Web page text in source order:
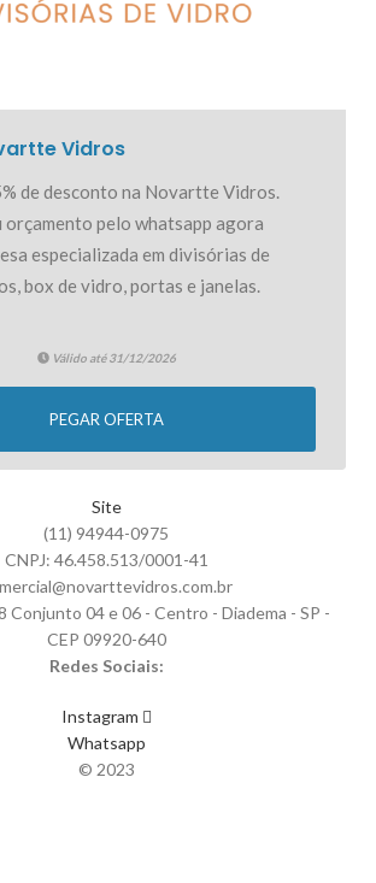
Vidros
de desconto na Novartte Vidros.
orçamento pelo whatsapp agora
especializada em divisórias de
box de vidro, portas e janelas.
Válido até 31/12/2026
PEGAR OFERTA
Site
(11) 94944-0975
CNPJ: 46.458.513/0001-41
Conjunto 04 e 06 - Centro - Diadema - SP -
CEP 09920-640
Redes Sociais:
Instagram
Whatsapp
© 2023